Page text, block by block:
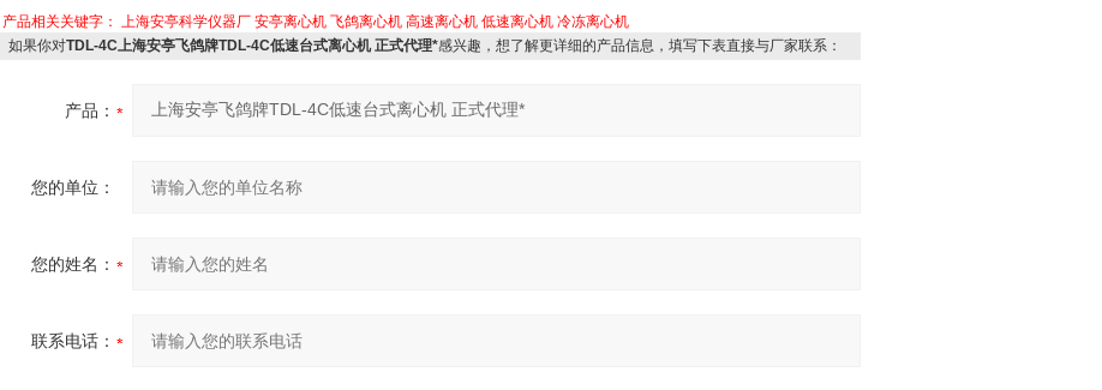
产品相关关键字： 上海安亭科学仪器厂 安亭离心机 飞鸽离心机 高速离心机 低速离心机 冷冻离心机
如果你对TDL-4C上海安亭飞鸽牌TDL-4C低速台式离心机 正式代理*感兴趣，想了解更详细的产品信息，填写下表直接与厂家联系：
产品：
您的单位：
您的姓名：
联系电话：